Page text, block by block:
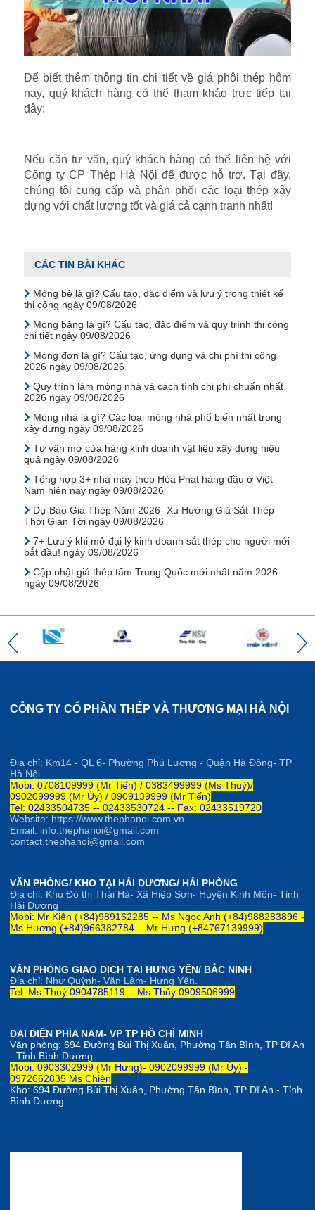
Để biết thêm thông tin chi tiết về giá phôi thép hôm
nay, quý khách hàng có thể tham khảo trực tiếp tại
đây:
Nếu cần tư vấn, quý khách hàng có thể liên hệ với
Công ty CP Thép Hà Nội để được hỗ trợ. Tại đây,
chúng tôi cung cấp và phân phối các loại thép xây
dựng với chất lượng tốt và giá cả cạnh tranh nhất!
CÁC TIN BÀI KHÁC
Móng bè là gì? Cấu tạo, đặc điểm và lưu ý trong thiết kế
thi công ngày 09/08/2026
Móng băng là gì? Cấu tạo, đặc điểm và quy trình thi công
chi tiết ngày 09/08/2026
Móng đơn là gì? Cấu tạo, ứng dụng và chi phí thi công
2026 ngày 09/08/2026
Quy trình làm móng nhà và cách tính chi phí chuẩn nhất
2026 ngày 09/08/2026
Móng nhà là gì? Các loại móng nhà phổ biến nhất trong
xây dựng ngày 09/08/2026
Tư vấn mở cửa hàng kinh doanh vật liệu xây dựng hiệu
quả ngày 09/08/2026
Tổng hợp 3+ nhà máy thép Hòa Phát hàng đầu ở Việt
Nam hiện nay ngày 09/08/2026
Dự Báo Giá Thép Năm 2026- Xu Hướng Giá Sắt Thép
Thời Gian Tới ngày 09/08/2026
7+ Lưu ý khi mở đại lý kinh doanh sắt thép cho người mới
bắt đầu! ngày 09/08/2026
Cập nhật giá thép tấm Trung Quốc mới nhất năm 2026
ngày 09/08/2026
CÔNG TY CỔ PHẦN THÉP VÀ THƯƠNG MẠI HÀ NỘI
Địa chỉ: Km14 - QL 6- Phường Phú Lương - Quận Hà Đông- TP
Hà Nội
Mobi: 0708109999 (Mr Tiến) / 0383499999 (Ms Thuỷ)/
0902099999 (Mr Úy) / 0909139999 (Mr Tiến)
Tel: 02433504735 -- 02433530724 -- Fax: 02433519720
Website: https://www.thephanoi.com.vn
Email: info.thephanoi@gmail.com
contact.thephanoi@gmail.com
VĂN PHÒNG/ KHO TẠI HẢI DƯƠNG/ HẢI PHÒNG
Địa chỉ: Khu Đô thị Thái Hà- Xã Hiệp Sơn- Huyện Kinh Môn- Tỉnh
Hải Dương
Mobi: Mr Kiên (+84)989162285 -- Ms Ngọc Anh (+84)988283896 -
Ms Hương (+84)966382784 - Mr Hưng (+84767139999)
VĂN PHÒNG GIAO DỊCH TẠI HƯNG YÊN/ BẮC NINH
Địa chỉ: Như Quỳnh- Văn Lâm- Hưng Yên.
Tel: Ms Thuý 0904785119 - Ms Thủy 0909506999
ĐẠI DIỆN PHÍA NAM- VP TP HỒ CHÍ MINH
Văn phòng: 694 Đường Bùi Thị Xuân, Phường Tân Bình, TP Dĩ An
- Tỉnh Bình Dương
Mobi: 0903302999 (Mr Hưng)- 0902099999 (Mr Úy) -
0972662835 Ms Chiên
Kho: 694 Đường Bùi Thị Xuân, Phường Tân Bình, TP Dĩ An - Tỉnh
Bình Dương